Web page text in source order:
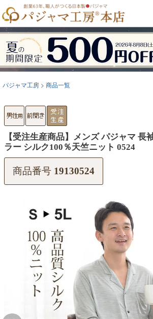
パジャマ工房 商品一覧
【受注生産商品】メンズ パジャマ 長
ラー シルク100％天竺ニット 0524
商品番号 19130524